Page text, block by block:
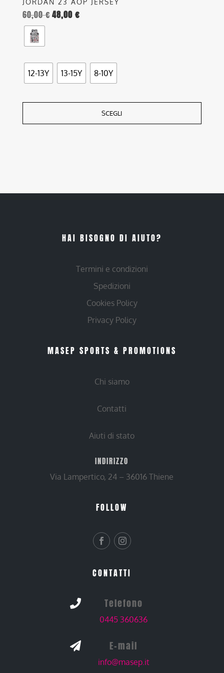
JORDAN 23 AOP JERSEY
60,00€48,00 €
12-13Y 13-15Y 8-10Y
SCEGLI
HAI BISOGNO DI AIUTO?
Termini e condizioni
Spedizioni
Cookies Policy
Privacy Policy
MASEP SPORTS & PROMOTIONS
Chi siamo
Contatti
Aiuti di stato
INDIRIZZO
Via Lampertico, 24 – 36016 Thiene
FOLLOW
CONTATTI
 Telefono
0445 360636
 E-mail
info@masep.it